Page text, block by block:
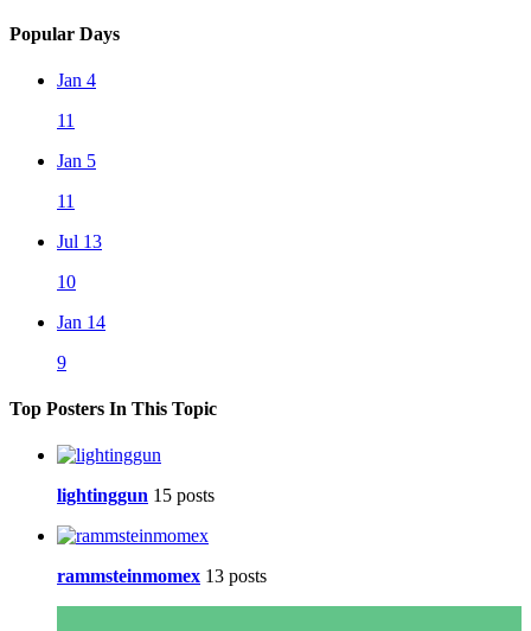
Popular Days
Jan 4
11
Jan 5
11
Jul 13
10
Jan 14
9
Top Posters In This Topic
lightinggun 15 posts
rammsteinmomex 13 posts